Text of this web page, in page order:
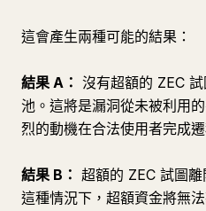
這會產生兩種可能的結果：
結果 A： 沒有超額的 ZEC
池。這將是漏洞從未被利用
烈的動機在合法使用者完成
結果 B： 超額的 ZEC 試圖
這種情況下，超額資金將無